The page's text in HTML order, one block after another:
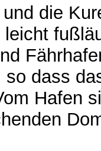
die
dass
Hafen